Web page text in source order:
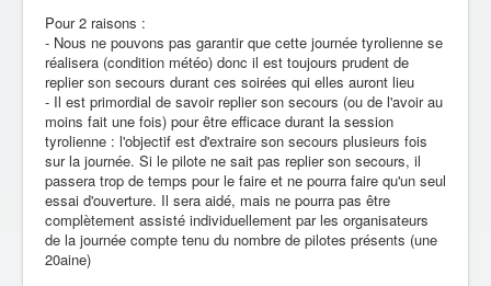
Pour 2 raisons :
- Nous ne pouvons pas garantir que cette journée tyrolienne se
réalisera (condition météo) donc il est toujours prudent de
replier son secours durant ces soirées qui elles auront lieu
- Il est primordial de savoir replier son secours (ou de l'avoir au
moins fait une fois) pour être efficace durant la session
tyrolienne : l'objectif est d'extraire son secours plusieurs fois
sur la journée. Si le pilote ne sait pas replier son secours, il
passera trop de temps pour le faire et ne pourra faire qu'un seul
essai d'ouverture. Il sera aidé, mais ne pourra pas être
complètement assisté individuellement par les organisateurs
de la journée compte tenu du nombre de pilotes présents (une
20aine)